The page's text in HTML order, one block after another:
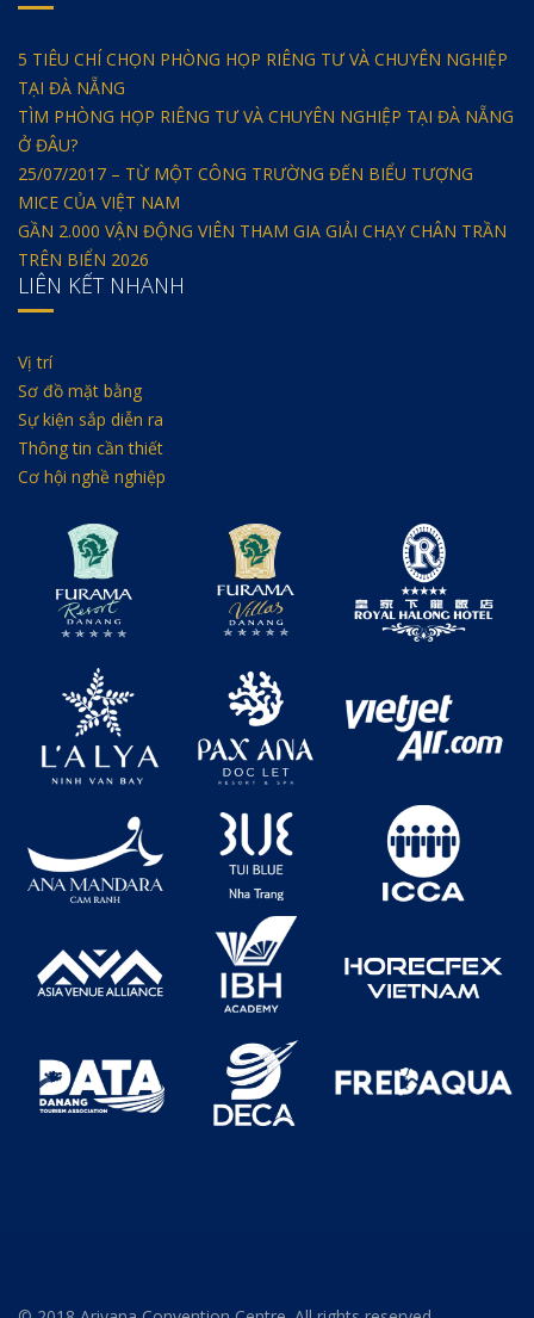
5 TIÊU CHÍ CHỌN PHÒNG HỌP RIÊNG TƯ VÀ CHUYÊN NGHIỆP
TẠI ĐÀ NẴNG
TÌM PHÒNG HỌP RIÊNG TƯ VÀ CHUYÊN NGHIỆP TẠI ĐÀ NẴNG
Ở ĐÂU?
25/07/2017 – TỪ MỘT CÔNG TRƯỜNG ĐẾN BIỂU TƯỢNG
MICE CỦA VIỆT NAM
GẦN 2.000 VẬN ĐỘNG VIÊN THAM GIA GIẢI CHẠY CHÂN TRẦN
TRÊN BIỂN 2026
LIÊN KẾT NHANH
Vị trí
Sơ đồ mặt bằng
Sự kiện sắp diễn ra
Thông tin cần thiết
Cơ hội nghề nghiệp